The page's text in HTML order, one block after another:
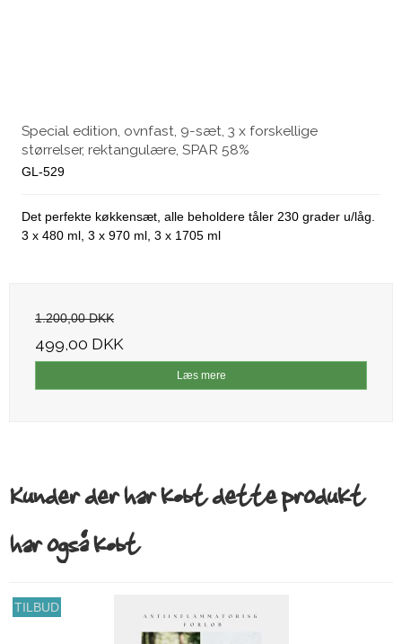
Special edition, ovnfast, 9-sæt, 3 x forskellige
størrelser, rektangulære, SPAR 58%
GL-529
Det perfekte køkkensæt, alle beholdere tåler 230 grader u/låg.
3 x 480 ml, 3 x 970 ml, 3 x 1705 ml
1.200,00 DKK
499,00 DKK
Læs mere
Kunder der har købt dette produkt
har også købt
TILBUD